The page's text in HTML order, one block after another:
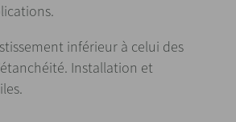
inférieur à celui des
Installation et